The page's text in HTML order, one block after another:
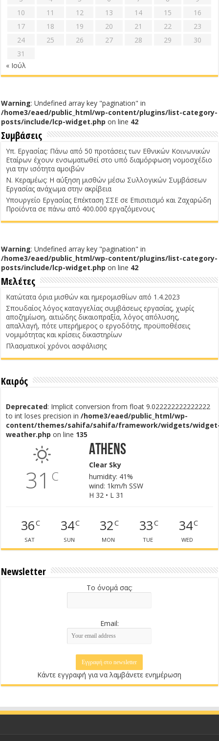
10
11 12 13 14 15
16
17
18 19 20 21 22
23
24
25 26 27 28 29
30
31
« Ιούλ
Warning: Undefined array key "pagination" in
/home3/eaed/public_html/wp-content/plugins/list-category-
posts/include/lcp-widget.php on line 42
Συμβάσεις
Υπ. Εργασίας: Πάνω από 50 προτάσεις των Εθνικών Κοινωνικών
Εταίρων έχουν ενσωματωθεί στο υπό διαμόρφωση νομοσχέδιο
για την ισότητα αμοιβών
Ν. Κεραμέως: Η αύξηση μισθών μέσω Συλλογικών Συμβάσεων
Εργασίας ανάχωμα στην ακρίβεια
Υπουργείο Εργασίας Επέκταση ΣΣΕ σε Επισιτισμό και Ζαχαρώδη
Προϊόντα σε πάνω από 400.000 εργαζόμενους
Warning: Undefined array key "pagination" in
/home3/eaed/public_html/wp-content/plugins/list-category-
posts/include/lcp-widget.php on line 42
Μελέτες
Κατώτατα όρια μισθών και ημερομισθίων από 1.4.2023
Σπουδαίος λόγος καταγγελίας συμβάσεως εργασίας, χωρίς
αποζημίωση, αιτιώδης δικαιοπραξία, λόγος απόλυσης,
απαλλαγή, πότε υπερήμερος ο εργοδότης, προϋποθέσεις
νομιμότητας και κρίσεις δικαστηρίων
Πλασματικοί χρόνοι ασφάλισης
Καιρός
Deprecated: Implicit conversion from float 9.022222222222222
to int loses precision in/home3/eaed/public_html/wp-
content/themes/sahifa/sahifa/framework/widgets/
weather.php on line 135
31 C
Athens
Clear Sky
humidity: 41%
wind: 1km/h SSW
H 32 • L 31
36C
SAT
34C
SUN
32C
MON
33C
TUE
34C
WED
Newsletter
Το όνομά σας:
Email:
Κάντε εγγραφή για να λαμβάνετε ενημέρωση